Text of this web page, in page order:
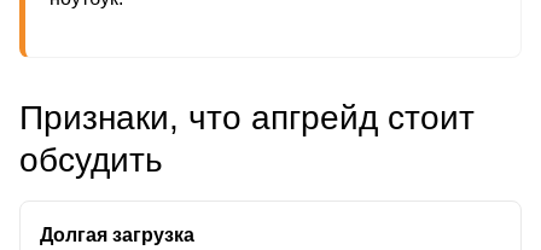
Признаки, что апгрейд стоит
обсудить
Долгая загрузка